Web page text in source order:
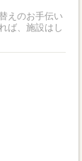
ば、施設はし